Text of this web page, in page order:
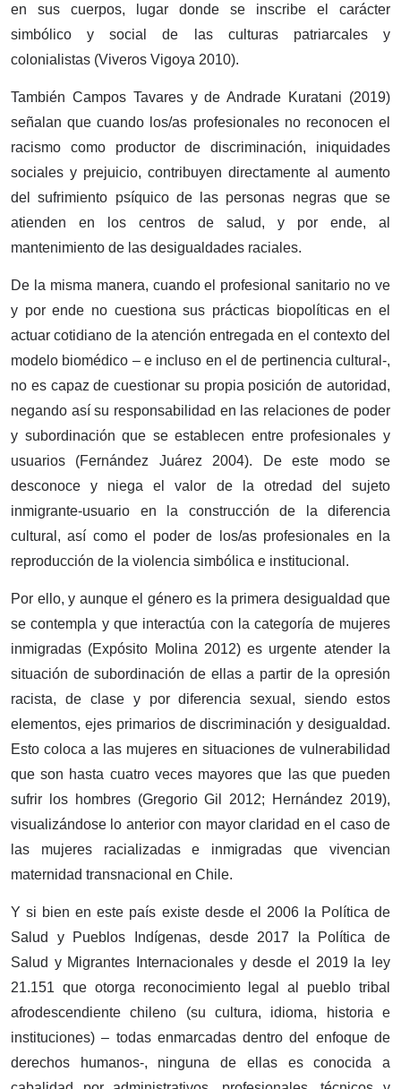
en sus cuerpos, lugar donde se inscribe el carácter
simbólico y social de las culturas patriarcales y
colonialistas (Viveros Vigoya 2010).
También Campos Tavares y de Andrade Kuratani (2019)
señalan que cuando los/as profesionales no reconocen el
racismo como productor de discriminación, iniquidades
sociales y prejuicio, contribuyen directamente al aumento
del sufrimiento psíquico de las personas negras que se
atienden en los centros de salud, y por ende, al
mantenimiento de las desigualdades raciales.
De la misma manera, cuando el profesional sanitario no ve
y por ende no cuestiona sus prácticas biopolíticas en el
actuar cotidiano de la atención entregada en el contexto del
modelo biomédico – e incluso en el de pertinencia cultural-,
no es capaz de cuestionar su propia posición de autoridad,
negando así su responsabilidad en las relaciones de poder
y subordinación que se establecen entre profesionales y
usuarios (Fernández Juárez 2004). De este modo se
desconoce y niega el valor de la otredad del sujeto
inmigrante-usuario en la construcción de la diferencia
cultural, así como el poder de los/as profesionales en la
reproducción de la violencia simbólica e institucional.
Por ello, y aunque el género es la primera desigualdad que
se contempla y que interactúa con la categoría de mujeres
inmigradas (Expósito Molina 2012) es urgente atender la
situación de subordinación de ellas a partir de la opresión
racista, de clase y por diferencia sexual, siendo estos
elementos, ejes primarios de discriminación y desigualdad.
Esto coloca a las mujeres en situaciones de vulnerabilidad
que son hasta cuatro veces mayores que las que pueden
sufrir los hombres (Gregorio Gil 2012; Hernández 2019),
visualizándose lo anterior con mayor claridad en el caso de
las mujeres racializadas e inmigradas que vivencian
maternidad transnacional en Chile.
Y si bien en este país existe desde el 2006 la Política de
Salud y Pueblos Indígenas, desde 2017 la Política de
Salud y Migrantes Internacionales y desde el 2019 la ley
21.151 que otorga reconocimiento legal al pueblo tribal
afrodescendiente chileno (su cultura, idioma, historia e
instituciones) – todas enmarcadas dentro del enfoque de
derechos humanos-, ninguna de ellas es conocida a